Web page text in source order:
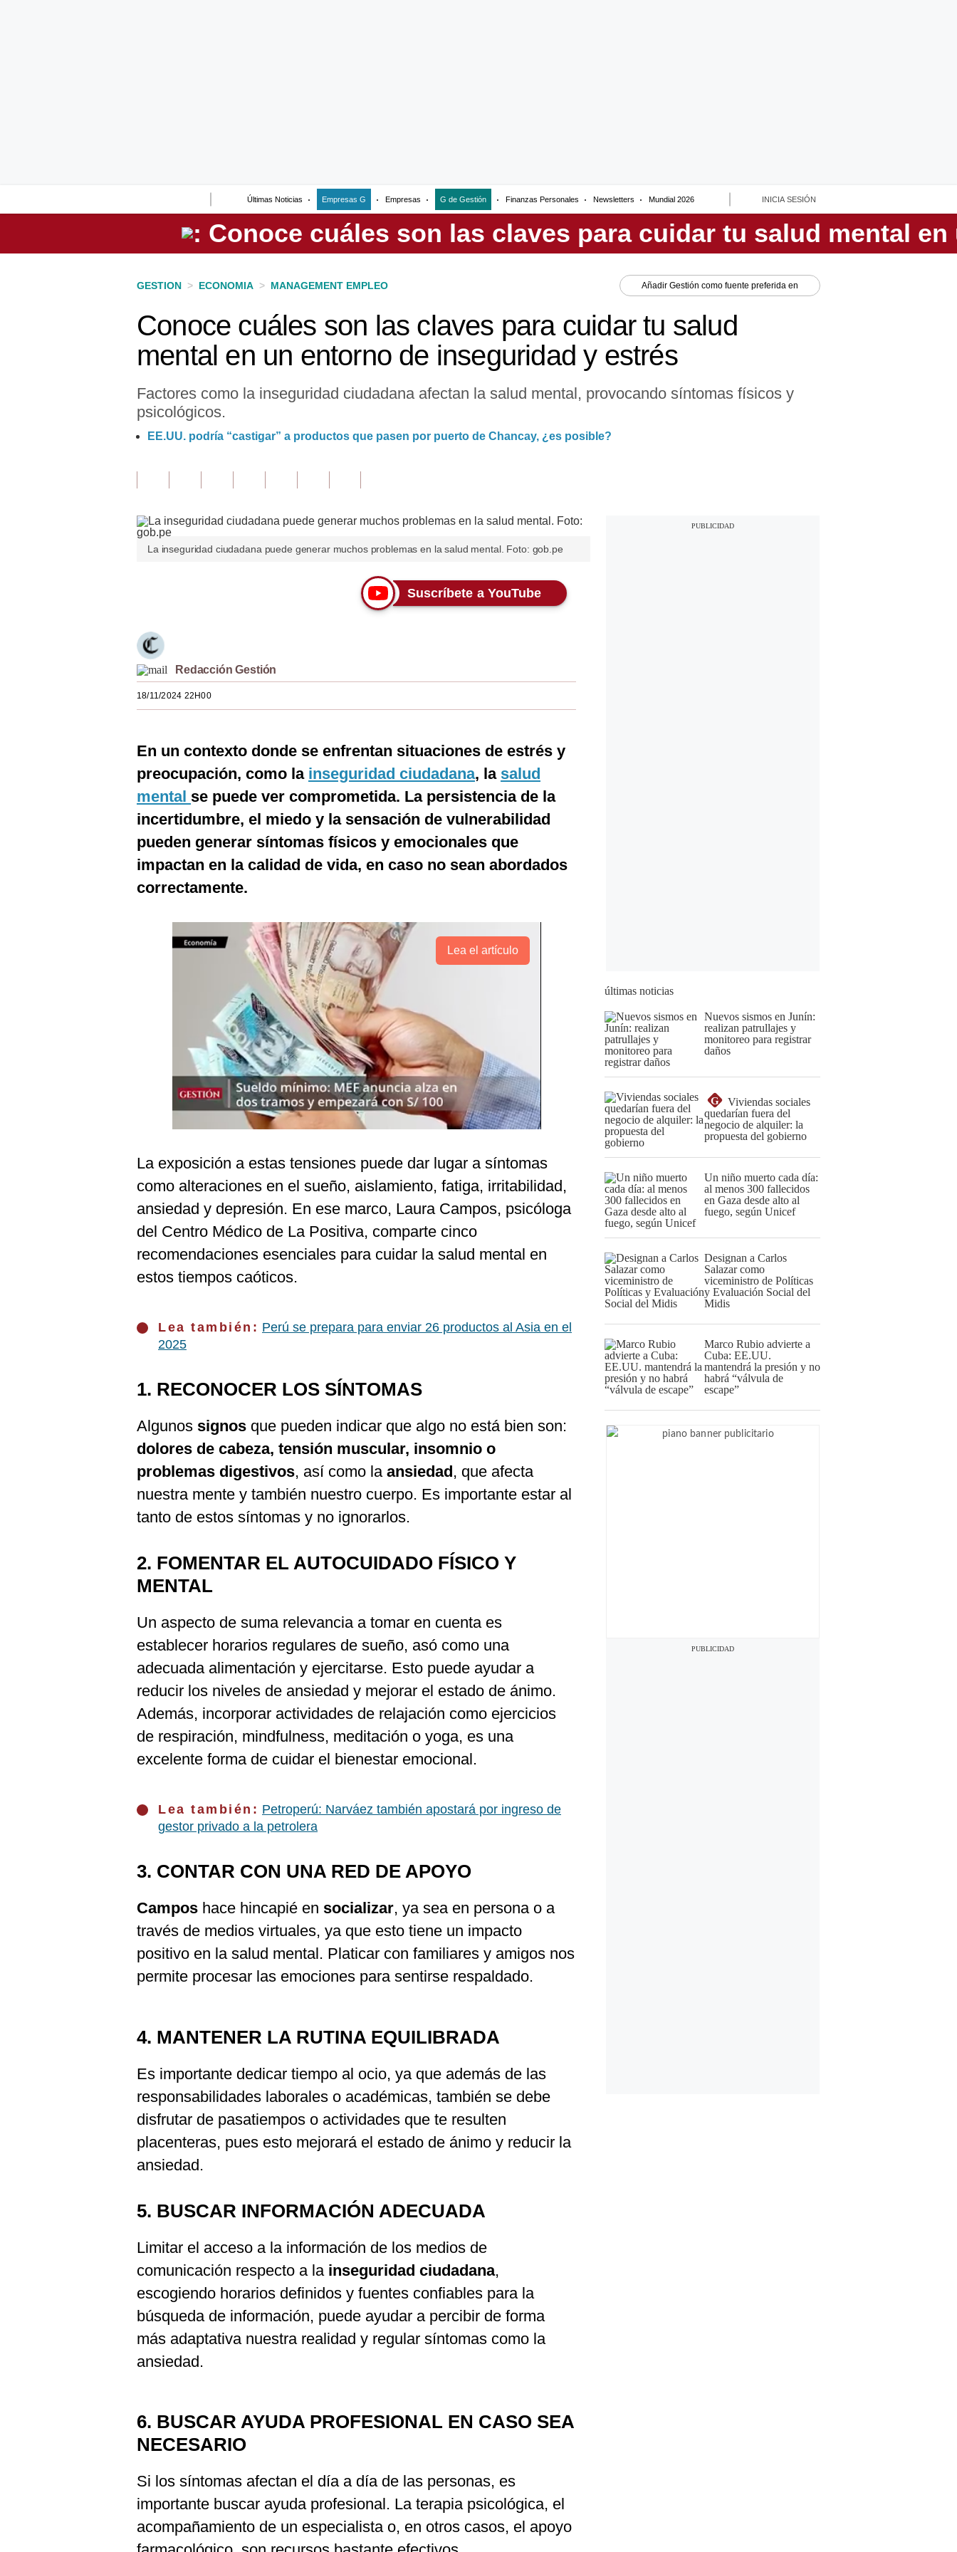
Últimas Noticias Empresas G Empresas G de Gestión Finanzas Personales Newsletters Mundial 2026 INICIA SESIÓN
Perú
GESTION > ECONOMIA > MANAGEMENT EMPLEO Añadir Gestión como fuente preferida en
Conoce cuáles son las claves para cuidar tu salud
mental en un entorno de inseguridad y estrés
Factores como la inseguridad ciudadana afectan la salud mental, provocando síntomas físicos y
psicológicos.
EE.UU. podría “castigar” a productos que pasen por puerto de Chancay, ¿es posible?
La inseguridad ciudadana puede generar muchos problemas en la salud mental. Foto: gob.pe
Suscríbete a YouTube
Redacción Gestión
18/11/2024 22H00
En un contexto donde se enfrentan situaciones de estrés y
preocupación, como la inseguridad ciudadana, la salud
mental se puede ver comprometida. La persistencia de la
incertidumbre, el miedo y la sensación de vulnerabilidad
pueden generar síntomas físicos y emocionales que
impactan en la calidad de vida, en caso no sean abordados
correctamente.
Lea el artículo
La exposición a estas tensiones puede dar lugar a síntomas
como alteraciones en el sueño, aislamiento, fatiga, irritabilidad,
ansiedad y depresión. En ese marco, Laura Campos, psicóloga
del Centro Médico de La Positiva, comparte cinco
recomendaciones esenciales para cuidar la salud mental en
estos tiempos caóticos.
Lea también: Perú se prepara para enviar 26 productos al Asia en el
2025
1. RECONOCER LOS SÍNTOMAS
Algunos signos que pueden indicar que algo no está bien son:
dolores de cabeza, tensión muscular, insomnio o
problemas digestivos, así como la ansiedad, que afecta
nuestra mente y también nuestro cuerpo. Es importante estar al
tanto de estos síntomas y no ignorarlos.
2. FOMENTAR EL AUTOCUIDADO FÍSICO Y
MENTAL
Un aspecto de suma relevancia a tomar en cuenta es
establecer horarios regulares de sueño, asó como una
adecuada alimentación y ejercitarse. Esto puede ayudar a
reducir los niveles de ansiedad y mejorar el estado de ánimo.
Además, incorporar actividades de relajación como ejercicios
de respiración, mindfulness, meditación o yoga, es una
excelente forma de cuidar el bienestar emocional.
Lea también: Petroperú: Narváez también apostará por ingreso de
gestor privado a la petrolera
3. CONTAR CON UNA RED DE APOYO
Campos hace hincapié en socializar, ya sea en persona o a
través de medios virtuales, ya que esto tiene un impacto
positivo en la salud mental. Platicar con familiares y amigos nos
permite procesar las emociones para sentirse respaldado.
4. MANTENER LA RUTINA EQUILIBRADA
Es importante dedicar tiempo al ocio, ya que además de las
responsabilidades laborales o académicas, también se debe
disfrutar de pasatiempos o actividades que te resulten
placenteras, pues esto mejorará el estado de ánimo y reducir la
ansiedad.
5. BUSCAR INFORMACIÓN ADECUADA
Limitar el acceso a la información de los medios de
comunicación respecto a la inseguridad ciudadana,
escogiendo horarios definidos y fuentes confiables para la
búsqueda de información, puede ayudar a percibir de forma
más adaptativa nuestra realidad y regular síntomas como la
ansiedad.
6. BUSCAR AYUDA PROFESIONAL EN CASO SEA
NECESARIO
Si los síntomas afectan el día a día de las personas, es
importante buscar ayuda profesional. La terapia psicológica, el
acompañamiento de un especialista o, en otros casos, el apoyo
últimas noticias
Nuevos sismos en Junín:
realizan patrullajes y
monitoreo para registrar
daños
G
Viviendas sociales
quedarían fuera del
negocio de alquiler: la
propuesta del gobierno
Un niño muerto cada día:
al menos 300 fallecidos
en Gaza desde alto al
fuego, según Unicef
Designan a Carlos
Salazar como
viceministro de Políticas
y Evaluación Social del
Midis
Marco Rubio advierte a
Cuba: EE.UU.
mantendrá la presión y no
habrá “válvula de
escape”